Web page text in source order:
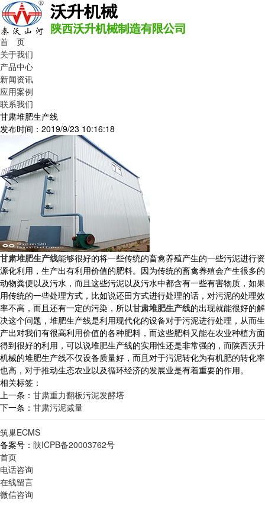
首 页
关于我们
产品中心
新闻资讯
应用案例
联系我们
甘肃堆肥生产线
发布时间：2019/9/23 10:16:18
甘肃堆肥生产线能够很好的将一些传统的畜禽养殖产生的一些污泥进行资
源化利用，生产出有利用价值的肥料。因为传统的畜禽养殖会产生很多的
动物粪便以及污水，而且这些污泥以及污水中都含有一些有害物质，如果
用传统的一些处理方式，比如说还田方式进行处理的话，对污泥的处理效
率不高，而且还有一定的污染，所以甘肃堆肥生产线的出现就能很好的解
决这个问题，堆肥生产线是利用现代化的设备对于污泥进行处理，从而生
产出对我们有很高利用价值的各种肥料，而这些肥料又能在农业种植方面
得到很好的利用，可以说堆肥生产线的实用性还是非常强的，而陕西沃升
机械的堆肥生产线不仅设备质量好，而且对于污泥转化为有机肥的转化率
也高，对于推动生态农业以及循环经济的发展业是有着重要的作用。
相关标签：
上一条： 甘肃重力翻板污泥发酵塔
下一条： 甘肃污泥减量
筑巢ECMS
备案号： 陕ICPB备20003762号
首页
电话咨询
在线留言
微信咨询